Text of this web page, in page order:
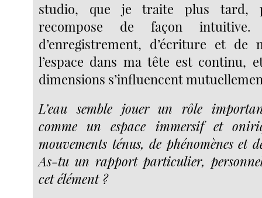
studio, que je traite plus tard,
recompose de façon intuitive.
d’enregistrement, d’écriture et de
l’espace dans ma tête est continu,
dimensions s’influencent
L’eau semble jouer un rôle
comme un espace immersif et
mouvements ténus, de phénomènes et
As-tu un rapport particulier,
cet élément ?